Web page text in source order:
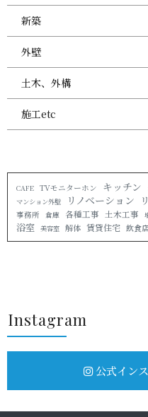
新築
外壁
土木、外構
施工etc
CAFE TVモニターホン キッチン
マンション外壁 リノベーション
事務所 倉庫 各種工事 土木工事
浴室 美容室 解体 賃貸住宅 飲食
Insta g r a m
公式イン